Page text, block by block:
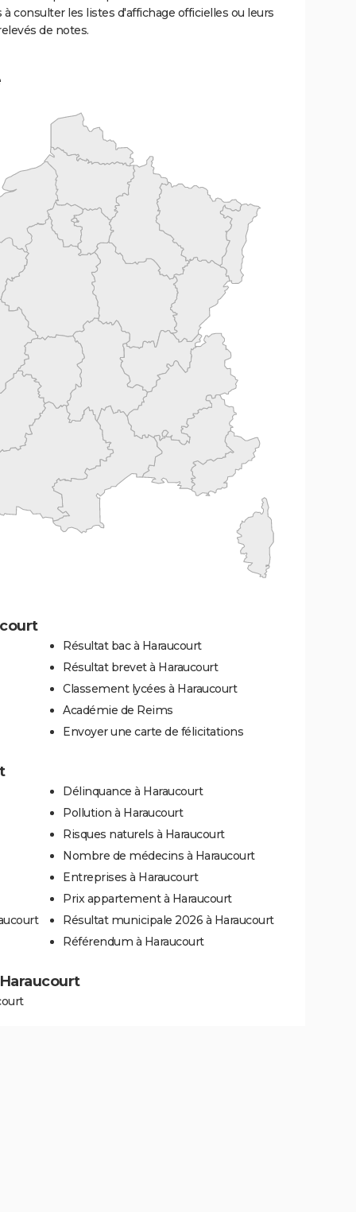
consulter les listes d'affichage officielles ou leurs
de notes.
Résultat bac à Haraucourt
Résultat brevet à Haraucourt
Classement lycées à Haraucourt
Académie de Reims
Envoyer une carte de félicitations
Délinquance à Haraucourt
Pollution à Haraucourt
Risques naturels à Haraucourt
Nombre de médecins à Haraucourt
Entreprises à Haraucourt
Prix appartement à Haraucourt
Résultat municipale 2026 à Haraucourt
Référendum à Haraucourt